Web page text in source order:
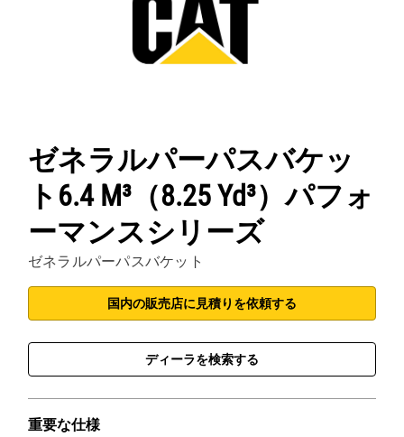
ゼネラルパーパスバケッ
ト6.4 M³（8.25 Yd³）パフォ
ーマンスシリーズ
ゼネラルパーパスバケット
国内の販売店に見積りを依頼する
ディーラを検索する
重要な仕様